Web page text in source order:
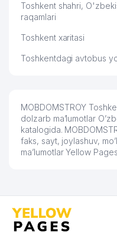
Toshkent shahri,
raqamlari
Toshkent xaritasi
Toshkentdagi avtobus
MOBDOMSTROY
dolzarb ma’lumotlar
katalogida.
faks, sayt, joylashuv,
ma’lumotlar Yellow